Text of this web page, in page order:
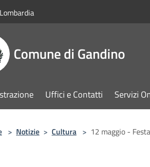
Comune di Gandino
Uffici e Contatti Servizi
> Notizie > Cultura > 12 maggio -